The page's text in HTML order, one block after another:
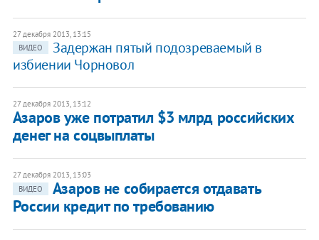
27 декабря 2013, 13:15
ВИДЕО
Задержан пятый подозреваемый в
избиении Чорновол
27 декабря 2013, 13:12
Азаров уже потратил $3 млрд российских
денег на соцвыплаты
27 декабря 2013, 13:03
ВИДЕО
Азаров не собирается отдавать
России кредит по требованию